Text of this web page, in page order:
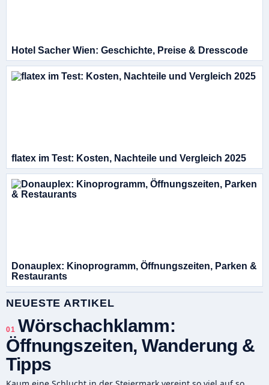
Hotel Sacher Wien: Geschichte, Preise & Dresscode
flatex im Test: Kosten, Nachteile und Vergleich 2025
Donauplex: Kinoprogramm, Öffnungszeiten, Parken &
Restaurants
NEUESTE ARTIKEL
01 Wörschachklamm:
Öffnungszeiten, Wanderung &
Tipps